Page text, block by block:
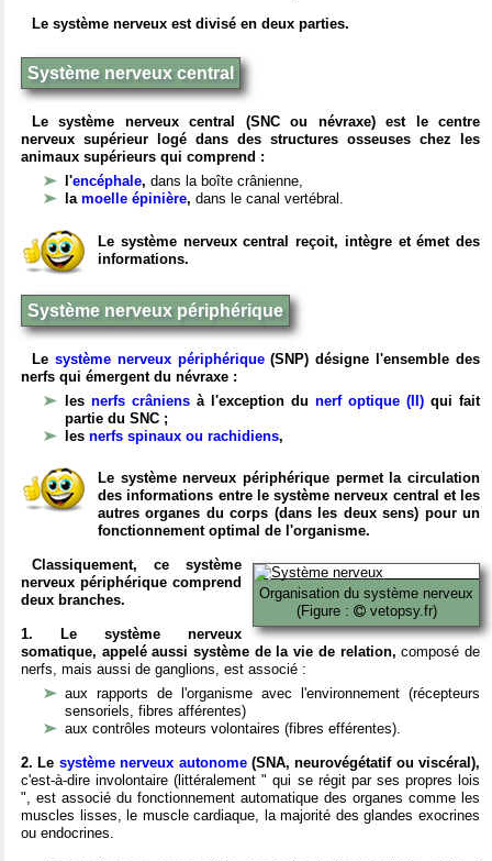
Le système nerveux est divisé en deux parties.
Système nerveux central
Le système nerveux central (SNC ou névraxe) est le centre
nerveux supérieur logé dans des structures osseuses chez les
animaux supérieurs qui comprend :
l'encéphale, dans la boîte crânienne,
la moelle épinière, dans le canal vertébral.
Le système nerveux central reçoit, intègre et émet des
informations.
Système nerveux périphérique
Le système nerveux périphérique(SNP) désigne l'ensemble des
nerfs qui émergent du névraxe :
les nerfs crâniens à l'exception du nerf optique (II) qui fait
partie du SNC ;
les nerfs spinaux ou rachidiens,
Le système nerveux périphérique permet la circulation
des informations entre le système nerveux central et les
autres organes du corps (dans les deux sens) pour un
fonctionnement optimal de l'organisme.
Organisation du système nerveux
(Figure :
vetopsy.fr)
Classiquement, ce système
nerveux périphérique comprend
deux branches.
1. Le système nerveux
somatique, appelé aussi système de la vie de relation, composé de
nerfs, mais aussi de ganglions, est associé :
aux rapports de l'organisme avec l'environnement (récepteurs
sensoriels, fibres afférentes)
aux contrôles moteurs volontaires (fibres efférentes).
2. Le système nerveux autonome(SNA, neurovégétatif ou viscéral),
c'est-à-dire involontaire (littéralement " qui se régit par ses propres lois
", est associé du fonctionnement automatique des organes comme les
muscles lisses, le muscle cardiaque, la majorité des glandes exocrines
ou endocrines.